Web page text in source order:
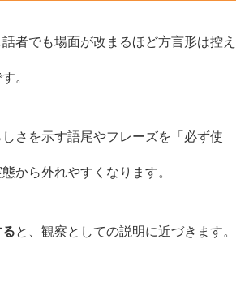
者でも場面が改まるほど方言形は控え
。
さを示す語尾やフレーズを「必ず使
から外れやすくなります。
と、観察としての説明に近づきます。